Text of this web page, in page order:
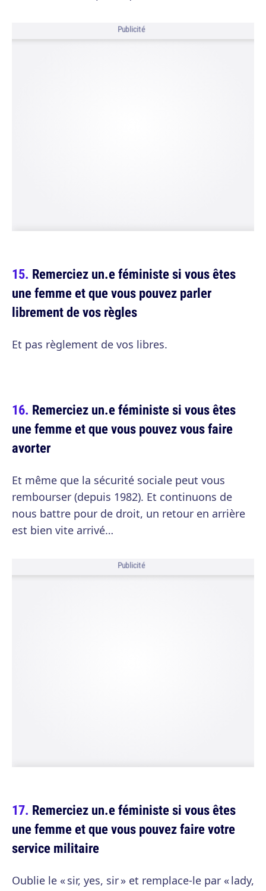
Publicité
Remerciez un.e féministe si vous êtes
une femme et que vous pouvez parler
librement de vos règles
Et pas règlement de vos libres.
Remerciez un.e féministe si vous êtes
une femme et que vous pouvez vous faire
avorter
Et même que la sécurité sociale peut vous
rembourser (depuis 1982). Et continuons de
nous battre pour de droit, un retour en arrière
est bien vite arrivé…
Publicité
Remerciez un.e féministe si vous êtes
une femme et que vous pouvez faire votre
service militaire
Oublie le « sir, yes, sir » et remplace-le par « lady,